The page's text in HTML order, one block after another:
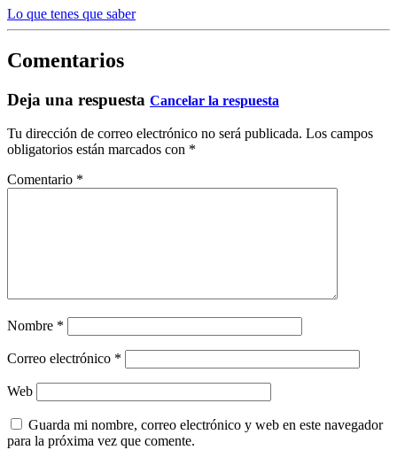
Lo que tenes que saber
Comentarios
Deja una respuesta Cancelar la respuesta
Tu dirección de correo electrónico no será publicada. Los campos
obligatorios están marcados con *
Comentario *
Nombre *
Correo electrónico *
Web
Guarda mi nombre, correo electrónico y web en este navegador
para la próxima vez que comente.